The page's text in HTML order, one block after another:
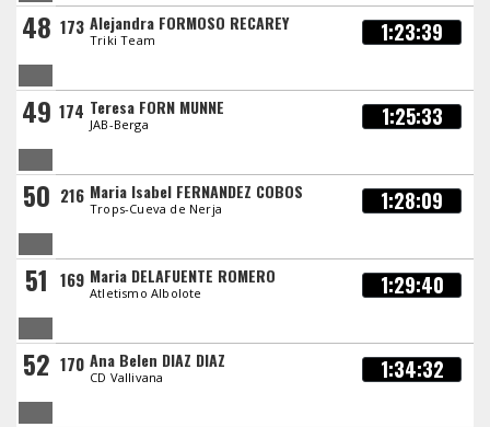
48 173 Alejandra FORMOSO RECAREY
Triki Team 1:23:39
49 174 Teresa FORN MUNNE
JAB-Berga 1:25:33
50 216 Maria Isabel FERNANDEZ COBOS
Trops-Cueva de Nerja 1:28:09
51 169 Maria DELAFUENTE ROMERO
Atletismo Albolote 1:29:40
52 170 Ana Belen DIAZ DIAZ
CD Vallivana 1:34:32